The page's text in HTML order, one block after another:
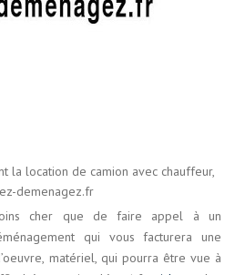
la location de camion avec chauffeur,
demenagez.fr
cher que de faire appel à un
qui vous facturera une
matériel, qui pourra être vue à